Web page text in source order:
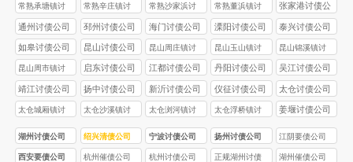
常熟承塘镇讨
债公司
常熟辛庄镇讨
债公司
常熟沙家浜讨
债公司
常熟董浜镇讨
债公司
张家港讨债公
司
通州讨债公司 邳州讨债公司 海门讨债公司 溧阳讨债公司 泰兴讨债公司
如皋讨债公司 昆山讨债公司
昆山周庄镇讨
债公司
昆山玉山镇讨
债公司
昆山锦溪镇讨
债公司
昆山周市镇讨
债公司
启东讨债公司 江都讨债公司 丹阳讨债公司 吴江讨债公司
靖江讨债公司 扬中讨债公司 新沂讨债公司 仪征讨债公司 太仓讨债公司
太仓城厢镇讨
债公司
太仓沙溪镇讨
债公司
太仓浏河镇讨
债公司
太仓浮桥镇讨
债公司
姜堰讨债公司
湖州讨债公司 绍兴清债公司 宁波讨债公司 扬州讨债公司 江阴要债公司
西安要债公司 杭州催债公司 杭州讨债公司
正规湖州讨债
湖州催债公司